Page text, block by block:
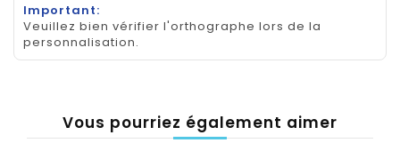
Important:
Veuillez bien vérifier l'orthographe lors de la
personnalisation.
Vous pourriez également aimer